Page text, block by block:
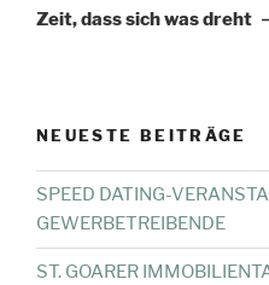
Beitrag
Zeit, dass sich was dreht
NEUESTE BEITRÄGE
SPEED DATING-
GEWERBETREIBENDE
ST. GOARER